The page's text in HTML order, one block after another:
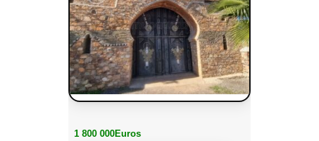
1 800 000Euros